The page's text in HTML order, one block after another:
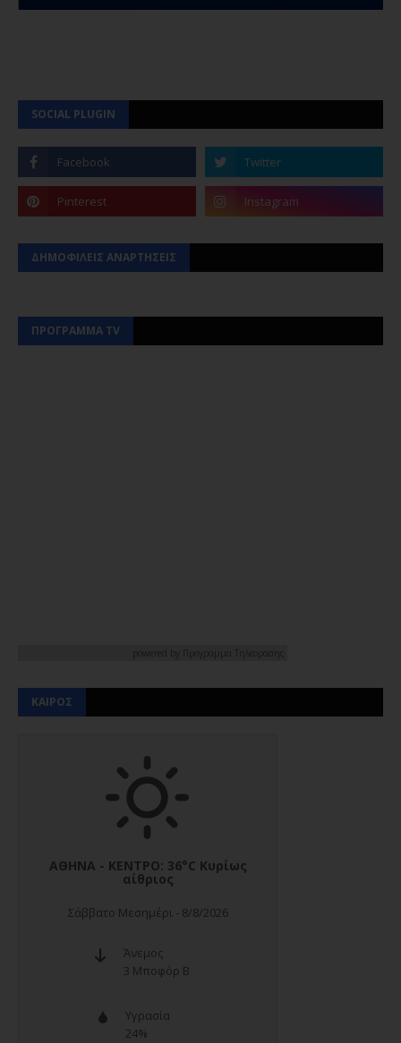
SOCIAL PLUGIN
ΔΗΜΟΦΙΛΕΙΣ ΑΝΑΡΤΗΣΕΙΣ
ΠΡΟΓΡΑΜΜΑ TV
ΚΑΙΡΟΣ